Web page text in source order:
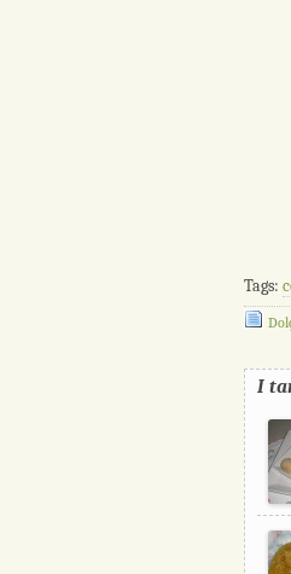
Tags:
I